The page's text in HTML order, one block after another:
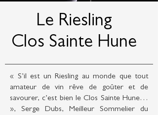
Le Riesling
Clos Sainte Hune
« S’il est un Riesling au monde que tout
amateur de vin rêve de goûter et de
savourer, c’est bien le Clos Sainte Hune…
», Serge Dubs, Meilleur Sommelier du